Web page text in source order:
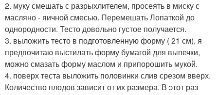
2. муку смешать с разрыхлителем, просеять в миску с
масляно - яичной смесью. Перемешать Лопаткой до
однородности. Тесто довольно густое получается.
3. выложить тесто в подготовленную форму ( 21 см), я
предпочитаю выстилать форму бумагой для выпечки,
можно смазать форму маслом и припорошить мукой.
4. поверх теста выложить половинки слив срезом вверх.
Количество плодов зависит от их размера. В этот раз